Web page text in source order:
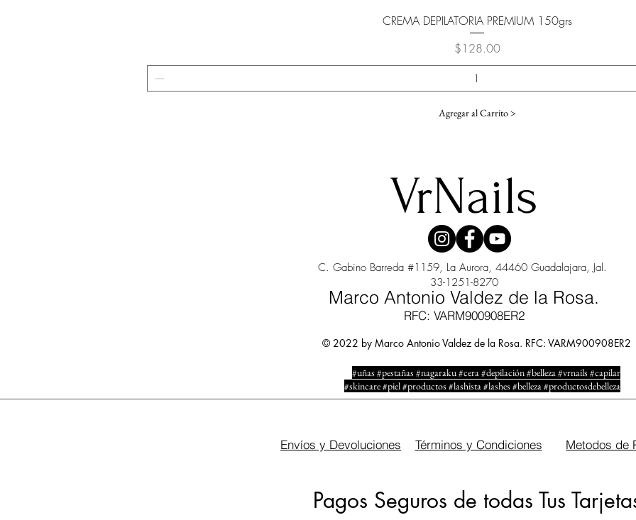
Vista rápida
CREMA DEPILATORIA PREMIUM 150grs
Precio
$128.00
Agregar al Carrito >
VrNails
C. Gabino Barreda #1159, La Aurora, 44460 Guadalajara, Jal.
33-1251-8270
Marco Antonio Valdez de la Rosa.
RFC: VARM900908ER2
© 2022 by Marco Antonio Valdez de la Rosa. RFC: VARM900908ER2
#uñas #pestañas #nagaraku #cera #depilación #belleza #vrnails #capilar
#skincare #piel #productos #lashista #lashes #belleza #productosdebelleza
Envíos y Devoluciones Términos y Condiciones Metodos de
Pagos Seguros de todas Tus